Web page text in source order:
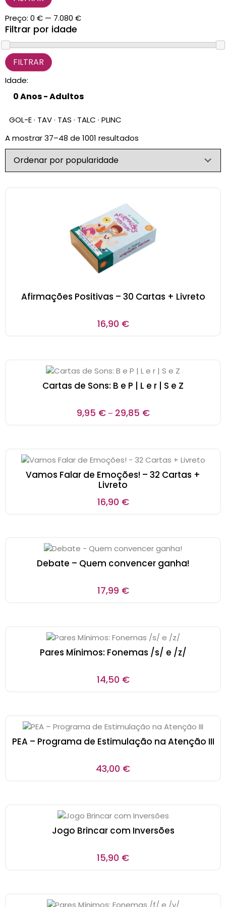
Preço: 0 € — 7.080 €
Filtrar por idade
Idade:
GOL-E · TAV · TAS · TALC · PLINC
A mostrar 37–48 de 1001 resultados
Afirmações Positivas – 30 Cartas + Livreto
16,90 €
Cartas de Sons: B e P | L e r | S e Z
9,95 € – 29,85 €
Vamos Falar de Emoções! – 32 Cartas +
Livreto
16,90 €
Debate – Quem convencer ganha!
17,99 €
Pares Mínimos: Fonemas /s/ e /z/
14,50 €
PEA – Programa de Estimulação na Atenção III
43,00 €
Jogo Brincar com Inversões
15,90 €